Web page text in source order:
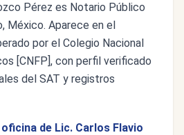
Pérez es Notario Público
México. Aparece en el
por el Colegio Nacional
[CNFP], con perfil verificado
del SAT y registros
de Lic. Carlos Flavio